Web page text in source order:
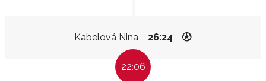
Kabelová Nina 26:24
22:06